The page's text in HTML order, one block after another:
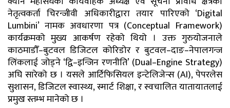
नेतृत्वकर्ता चिरन्जीवी अधिकारीद्वारा तयार पारिएको ‘Digital
Lumbini’ नामक अवधारणा पत्र (Conceptual Framework)
कार्यक्रमको मुख्य आकर्षण रहेको थियो । उक्त गुरुयोजनाले
काठमाडौँ–बुटवल डिजिटल कोरिडोर र बुटवल–दाङ–नेपालगन्ज
लिंकलाई जोड्ने ‘द्वि–इन्जिन रणनीति’ (Dual–Engine Strategy)
अघि सारेको छ । यसले आर्टिफिसियल इन्टेलिजेन्स (AI), पेपरलेस
सुशासन, डिजिटल स्वास्थ्य, स्मार्ट शिक्षा, र स्वचालित यातायातलाई
प्रमुख स्तम्भ मानेको छ ।